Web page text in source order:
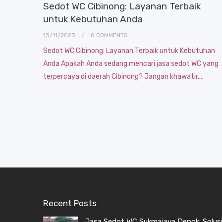
Sedot WC Cibinong: Layanan Terbaik
untuk Kebutuhan Anda
13/11/2023 0 COMMENTS
Sedot WC Cibinong: Layanan Terbaik untuk Kebutuhan
Anda Apakah Anda sedang mencari jasa sedot WC yang
terpercaya di daerah Cibinong? Jangan khawatir,…
Recent Posts